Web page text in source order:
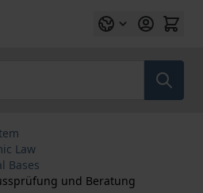
Law
Bases
und Beratung